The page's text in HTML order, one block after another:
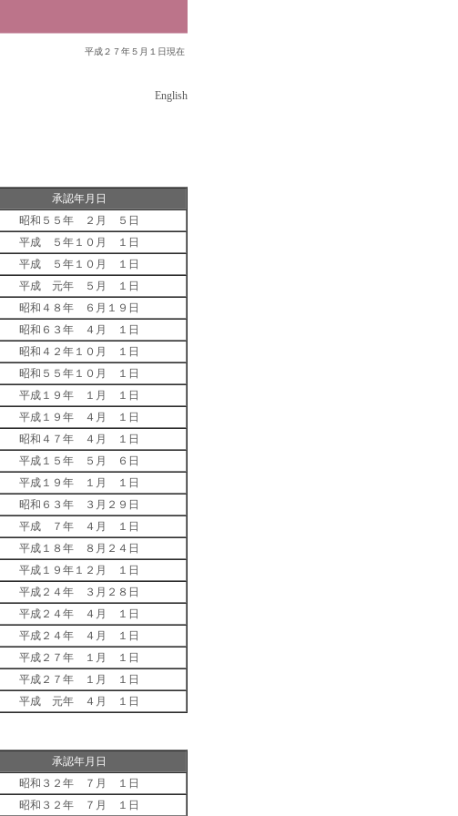
平成２７年５月１日現在
English
承認年月日
昭和５５年 ２月 ５日
平成 ５年１０月 １日
平成 ５年１０月 １日
平成 元年 ５月 １日
昭和４８年 ６月１９日
昭和６３年 ４月 １日
昭和４２年１０月 １日
昭和５５年１０月 １日
平成１９年 １月 １日
平成１９年 ４月 １日
昭和４７年 ４月 １日
平成１５年 ５月 ６日
平成１９年 １月 １日
昭和６３年 ３月２９日
平成 ７年 ４月 １日
平成１８年 ８月２４日
平成１９年１２月 １日
平成２４年 ３月２８日
平成２４年 ４月 １日
平成２４年 ４月 １日
平成２７年 １月 １日
平成２７年 １月 １日
平成 元年 ４月 １日
承認年月日
昭和３２年 ７月 １日
昭和３２年 ７月 １日